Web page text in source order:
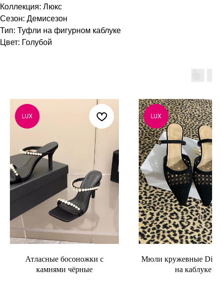
Коллекция: Люкс
Сезон: Демисезон
Тип: Туфли на фигурном каблуке
Цвет: Голубой
LUX
Атласные босоножки с
камнями чёрные
LUX
Мюли кружевные Dior
на каблуке